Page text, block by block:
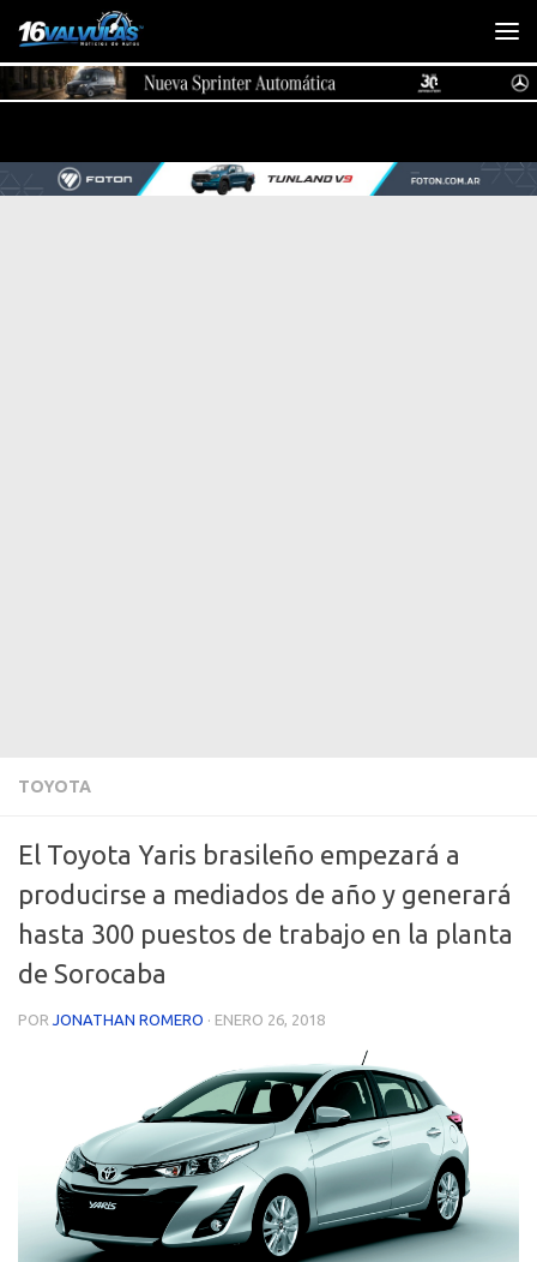
Saltar al contenido
TOYOTA
El Toyota Yaris brasileño empezará a
producirse a mediados de año y generará
hasta 300 puestos de trabajo en la planta
de Sorocaba
POR JONATHAN ROMERO · ENERO 26, 2018